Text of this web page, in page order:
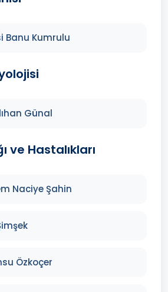
Banu Kumrulu
Günal
ve Hastalıkları
Naciye Şahin
Özkoçer